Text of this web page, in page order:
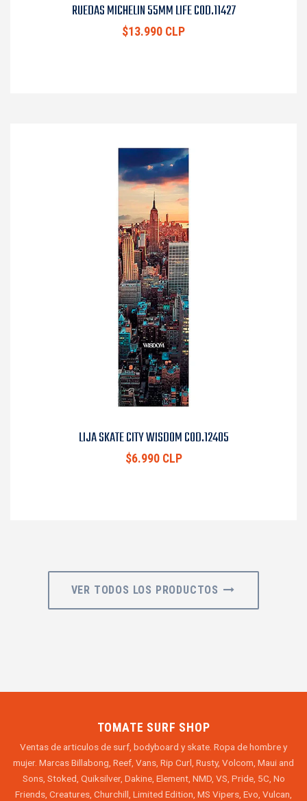
RUEDAS MICHELIN 55MM LIFE COD.11427
$13.990 CLP
LIJA SKATE CITY WISDOM COD.12405
$6.990 CLP
VER TODOS LOS PRODUCTOS
TOMATE SURF SHOP
Ventas de articulos de surf, bodyboard y skate. Ropa de hombre y
mujer. Marcas Billabong, Reef, Vans, Rip Curl, Rusty, Volcom, Maui and
Sons, Stoked, Quiksilver, Dakine, Element, NMD, VS, Pride, 5C, No
Friends, Creatures, Churchill, Limited Edition, MS Vipers, Evo, Vulcan,